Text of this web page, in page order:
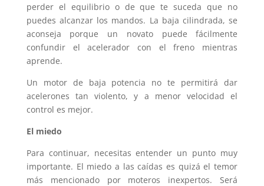
perder el equilibrio o de que te suceda que no
puedes alcanzar los mandos. La baja cilindrada, se
aconseja porque un novato puede fácilmente
confundir el acelerador con el freno mientras
aprende.
Un motor de baja potencia no te permitirá dar
acelerones tan violento, y a menor velocidad el
control es mejor.
El miedo
Para continuar, necesitas entender un punto muy
importante. El miedo a las caídas es quizá el temor
más mencionado por moteros inexpertos. Será